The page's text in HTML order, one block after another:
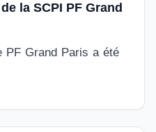
la SCPI PF Grand
PF Grand Paris a été